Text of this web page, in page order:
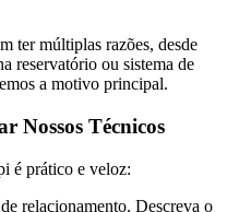
ter múltiplas razões, desde
reservatório ou sistema de
a motivo principal.
Nossos Técnicos
é prático e veloz:
relacionamento. Descreva o